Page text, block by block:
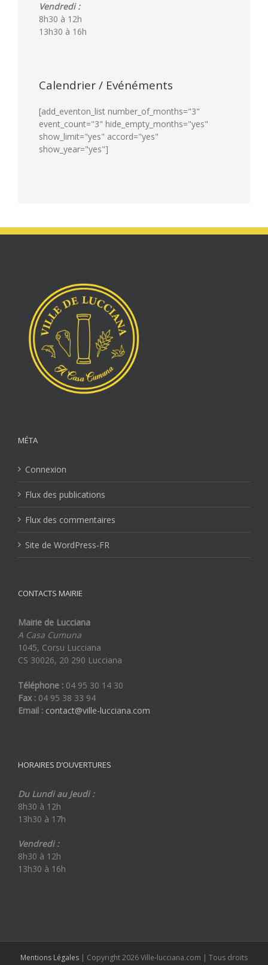
Vendredi :
8h30 à 12h
13h30 à 16h
Calendrier / Evénéments
[add_eventon_list number_of_months="3"
event_count="3" hide_empty_months="yes"
show_limit="yes" accord="yes"
show_year="yes"]
MÉTA
Connexion
Flux des publications
Flux des commentaires
Site de WordPress-FR
CONTACTS MAIRIE
Mairie de Lucciana
A Casa Cumuna
1045, Corsu Lucciana
CS 30026, 20 290 Lucciana
Téléphone : 04 95 30 14 30
Fax : 04 95 38 33 94
Email : contact@ville-lucciana.com
HORAIRES D’OUVERTURES
Du Lundi au Jeudi :
8h30 à 12h
13h30 à 17h
Vendredi :
8h30 à 12h
13h30 à 16h
Mentions Légales | Copyright 2026 Ville-lucciana.com | Tous droits